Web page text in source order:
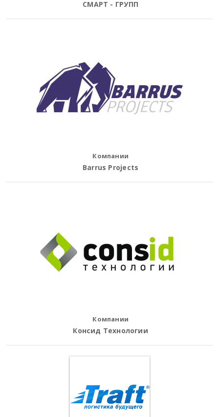
СМАРТ - ГРУПП
Компании
Barrus Projects
Компании
Консид Технологии